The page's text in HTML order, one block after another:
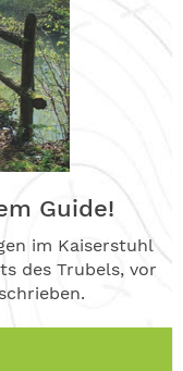
Guide!
im Kaiserstuhl
des Trubels, vor